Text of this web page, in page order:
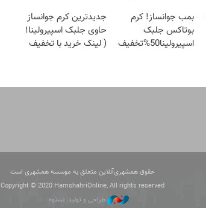
اقساطی😍
بمب جوانساز! کرم
بوتاکس جلبک
اسپیرولینا50%تخفیف
جدیدترین کرم جوانساز
حاوی جلبک اسپیرولینا!
( لینک خرید با تخفیف
حقوق همشهری‌آنلاین متعلق به موسسه همشهری است
Copyright © 2020 HamshahriOnline, All rights reserved
طراحی و تولید: نستوه